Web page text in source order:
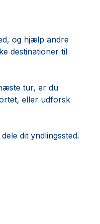
og hjælp andre
destinationer til
tur, er du
eller udforsk
dit yndlingssted.